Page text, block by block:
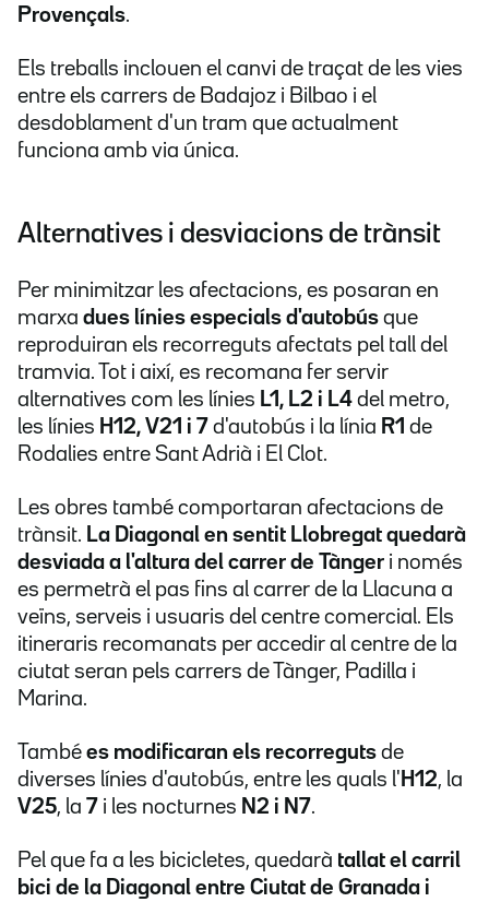
Provençals.
Els treballs inclouen el canvi de traçat de les vies
entre els carrers de Badajoz i Bilbao i el
desdoblament d'un tram que actualment
funciona amb via única.
Alternatives i desviacions de trànsit
Per minimitzar les afectacions, es posaran en
marxa dues línies especials d'autobús que
reproduiran els recorreguts afectats pel tall del
tramvia. Tot i així, es recomana fer servir
alternatives com les línies L1, L2 i L4 del metro,
les línies H12, V21 i 7 d'autobús i la línia R1 de
Rodalies entre Sant Adrià i El Clot.
Les obres també comportaran afectacions de
trànsit. La Diagonal en sentit Llobregat quedarà
desviada a l'altura del carrer de Tànger i només
es permetrà el pas fins al carrer de la Llacuna a
veïns, serveis i usuaris del centre comercial. Els
itineraris recomanats per accedir al centre de la
ciutat seran pels carrers de Tànger, Padilla i
Marina.
També es modificaran els recorreguts de
diverses línies d'autobús, entre les quals l' H12, la
V25, la 7 i les nocturnes N2 i N7.
Pel que fa a les bicicletes, quedarà tallat el carril
bici de la Diagonal entre Ciutat de Granada i